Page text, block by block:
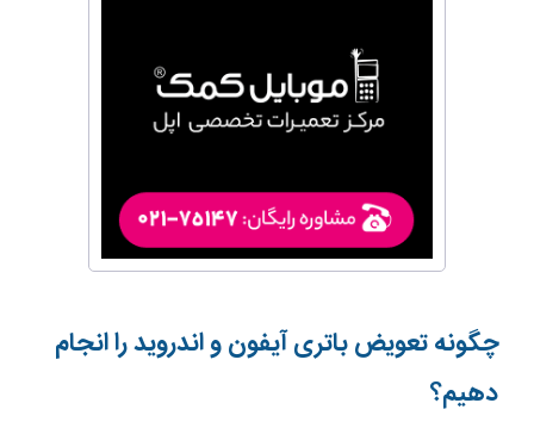
چگونه تعویض باتری آیفون و اندروید را انجام
دهیم؟